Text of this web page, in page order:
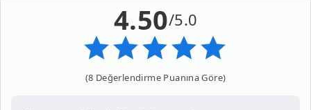
4.50/5.0
(8 Değerlendirme Puanına Göre)